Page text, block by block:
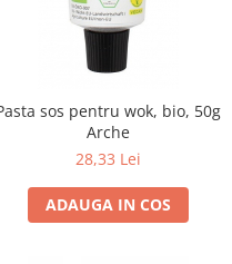
sos pentru wok, bio, 50g
Arche
28,33 Lei
ADAUGA IN COS